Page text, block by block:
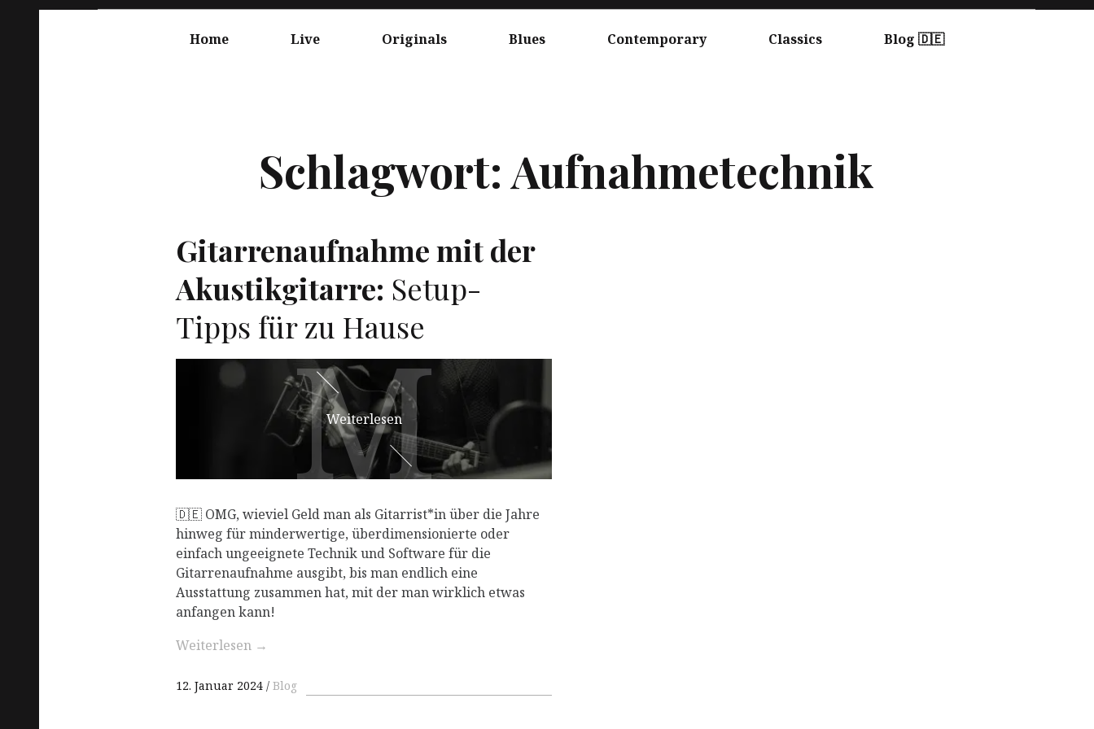
Home Live Originals Blues Contemporary Classics Blog 🇩🇪
Schlagwort:Aufnahmetechnik
Gitarrenaufnahme mit der
Akustikgitarre: Setup-
Tipps für zu Hause
M
M
Weiterlesen
🇩🇪 OMG, wieviel Geld man als Gitarrist*in über die Jahre
hinweg für minderwertige, überdimensionierte oder
einfach ungeeignete Technik und Software für die
Gitarrenaufnahme ausgibt, bis man endlich eine
Ausstattung zusammen hat, mit der man wirklich etwas
anfangen kann!
Weiterlesen →
12. Januar 2024 Blog